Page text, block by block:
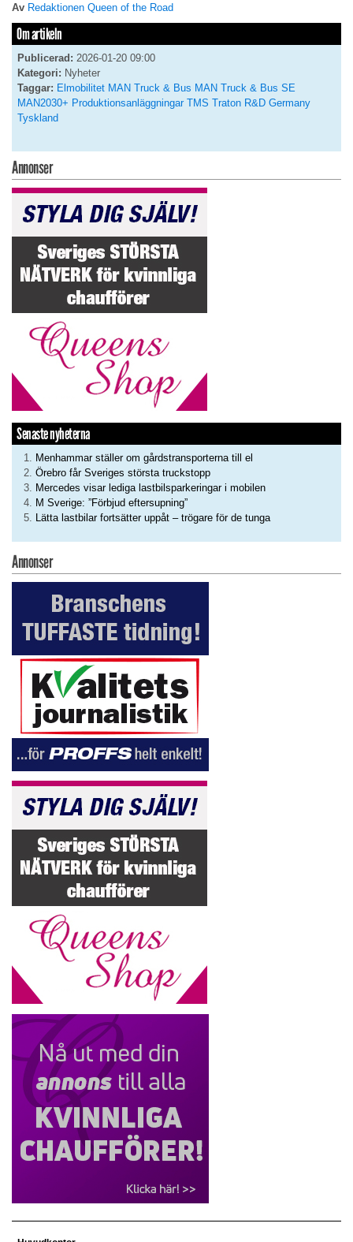
Av Redaktionen Queen of the Road
Om artikeln
Publicerad: 2026-01-20 09:00
Kategori: Nyheter
Taggar: Elmobilitet MAN Truck & Bus MAN Truck & Bus SE
MAN2030+ Produktionsanläggningar TMS Traton R&D Germany
Tyskland
Annonser
Senaste nyheterna
Menhammar ställer om gårdstransporterna till el
Örebro får Sveriges största truckstopp
Mercedes visar lediga lastbilsparkeringar i mobilen
M Sverige: ”Förbjud eftersupning”
Lätta lastbilar fortsätter uppåt – trögare för de tunga
Annonser